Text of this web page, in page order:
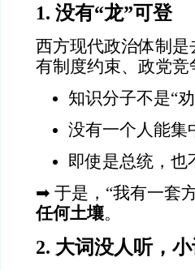
1. 没有“龙”可登
西方现代政治体制
有制度约束、政党竞
知识分子不是“
没有一个人能集
即使是总统，也
➡ 于是，“我有一套
任何土壤。
2. 大词没人听，